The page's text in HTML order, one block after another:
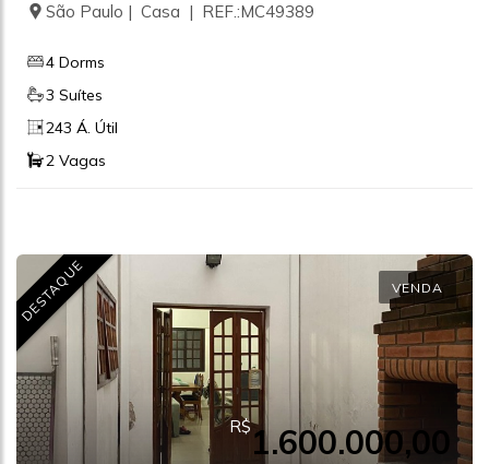
São Paulo | Casa | REF.:MC49389
4 Dorms
3 Suítes
243 Á. Útil
2 Vagas
DESTAQUE VENDA
R$ 1.600.000,00